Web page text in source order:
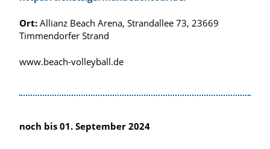
Ort: Allianz Beach Arena, Strandallee 73, 23669
Timmendorfer Strand
www.beach-volleyball.de
noch bis 01. September 2024